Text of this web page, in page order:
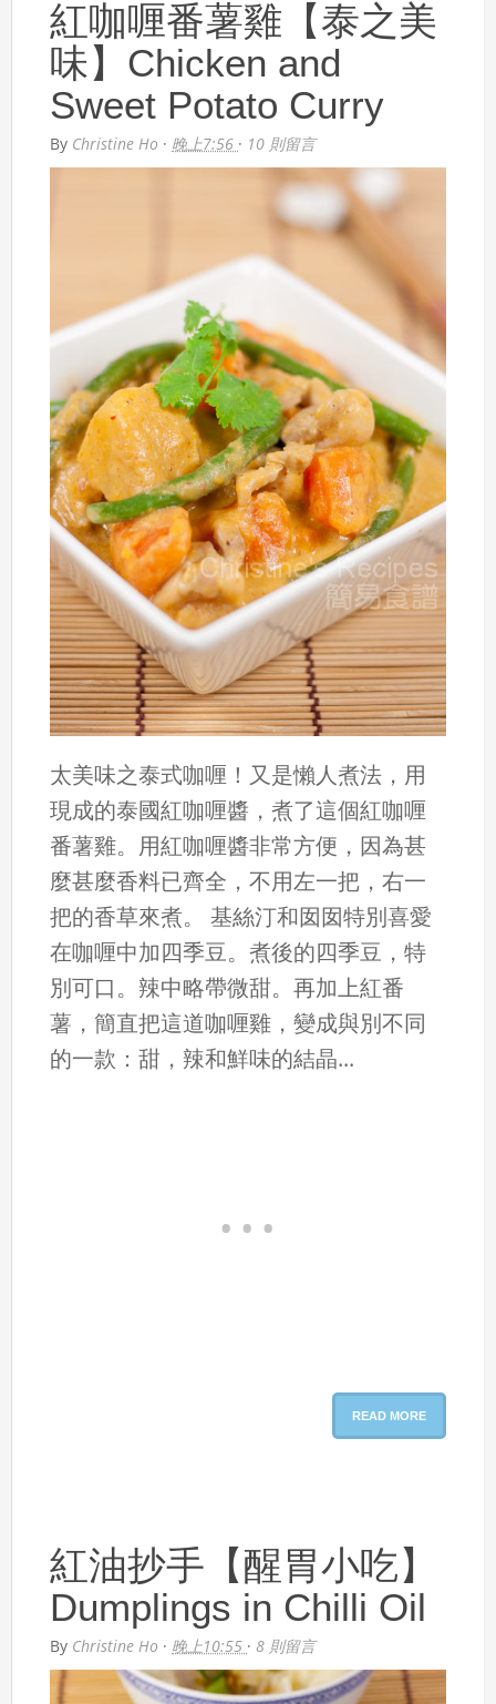
紅咖喱番薯雞【泰之美
味】Chicken and
Sweet Potato Curry
By Christine Ho · 晚上7:56 · 10 則留言
太美味之泰式咖喱！又是懶人煮法，用
現成的泰國紅咖喱醬，煮了這個紅咖喱
番薯雞。用紅咖喱醬非常方便，因為甚
麼甚麼香料已齊全，不用左一把，右一
把的香草來煮。 基絲汀和囡囡特別喜愛
在咖喱中加四季豆。煮後的四季豆，特
別可口。辣中略帶微甜。再加上紅番
薯，簡直把這道咖喱雞，變成與別不同
的一款：甜，辣和鮮味的結晶...
READ MORE
紅油抄手【醒胃小吃】
Dumplings in Chilli Oil
By Christine Ho · 晚上10:55 ·8 則留言